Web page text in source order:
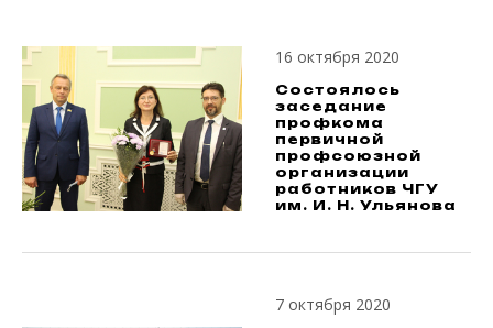
16 октября 2020
Состоялось
заседание
профкома
первичной
профсоюзной
организации
работников ЧГУ
им. И. Н. Ульянова
7 октября 2020